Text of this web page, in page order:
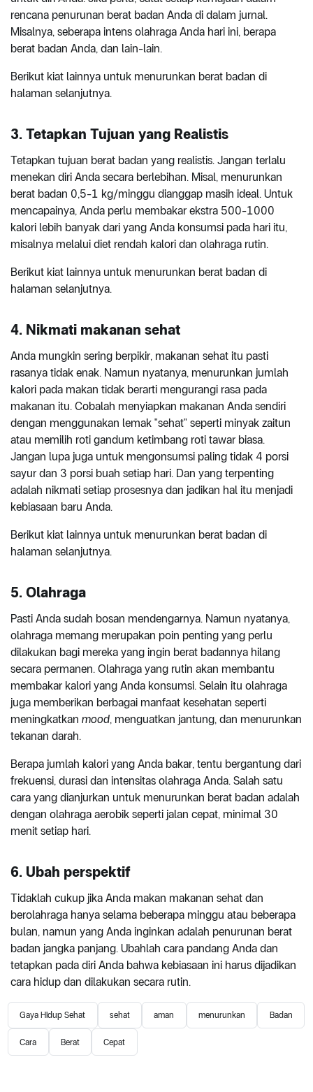
rencana penurunan berat badan Anda di dalam jurnal.
Misalnya, seberapa intens olahraga Anda hari ini, berapa
berat badan Anda, dan lain-lain.
Berikut kiat lainnya untuk menurunkan berat badan di
halaman selanjutnya.
3. Tetapkan Tujuan yang Realistis
Tetapkan tujuan berat badan yang realistis. Jangan terlalu
menekan diri Anda secara berlebihan. Misal, menurunkan
berat badan 0,5-1 kg/minggu dianggap masih ideal. Untuk
mencapainya, Anda perlu membakar ekstra 500-1000
kalori lebih banyak dari yang Anda konsumsi pada hari itu,
misalnya melalui diet rendah kalori dan olahraga rutin.
Berikut kiat lainnya untuk menurunkan berat badan di
halaman selanjutnya.
4. Nikmati makanan sehat
Anda mungkin sering berpikir, makanan sehat itu pasti
rasanya tidak enak. Namun nyatanya, menurunkan jumlah
kalori pada makan tidak berarti mengurangi rasa pada
makanan itu. Cobalah menyiapkan makanan Anda sendiri
dengan menggunakan lemak "sehat" seperti minyak zaitun
atau memilih roti gandum ketimbang roti tawar biasa.
Jangan lupa juga untuk mengonsumsi paling tidak 4 porsi
sayur dan 3 porsi buah setiap hari. Dan yang terpenting
adalah nikmati setiap prosesnya dan jadikan hal itu menjadi
kebiasaan baru Anda.
Berikut kiat lainnya untuk menurunkan berat badan di
halaman selanjutnya.
5. Olahraga
Pasti Anda sudah bosan mendengarnya. Namun nyatanya,
olahraga memang merupakan poin penting yang perlu
dilakukan bagi mereka yang ingin berat badannya hilang
secara permanen. Olahraga yang rutin akan membantu
membakar kalori yang Anda konsumsi. Selain itu olahraga
juga memberikan berbagai manfaat kesehatan seperti
meningkatkan mood, menguatkan jantung, dan menurunkan
tekanan darah.
Berapa jumlah kalori yang Anda bakar, tentu bergantung dari
frekuensi, durasi dan intensitas olahraga Anda. Salah satu
cara yang dianjurkan untuk menurunkan berat badan adalah
dengan olahraga aerobik seperti jalan cepat, minimal 30
menit setiap hari.
6. Ubah perspektif
Tidaklah cukup jika Anda makan makanan sehat dan
berolahraga hanya selama beberapa minggu atau beberapa
bulan, namun yang Anda inginkan adalah penurunan berat
badan jangka panjang. Ubahlah cara pandang Anda dan
tetapkan pada diri Anda bahwa kebiasaan ini harus dijadikan
cara hidup dan dilakukan secara rutin.
Gaya Hidup Sehat sehat aman menurunkan Badan
Cara Berat Cepat